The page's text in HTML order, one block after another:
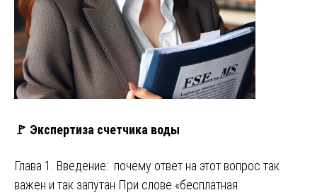
🚩 Экспертиза счетчика воды
Глава 1. Введение: почему ответ на этот вопрос так
важен и так запутан При слове «бесплатная